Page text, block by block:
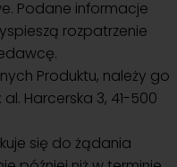
Podane informacje
rozpatrzenie
Produktu, należy go
Harcerska 3, 41-500
się do żądania